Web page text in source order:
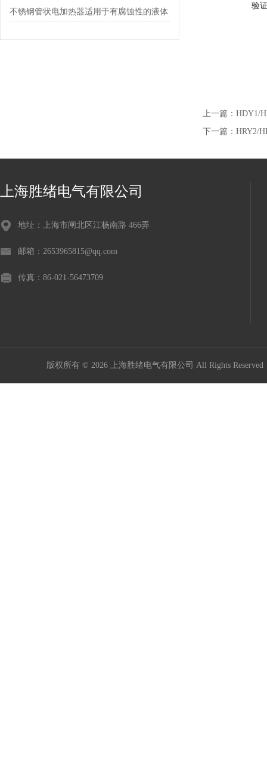
不锈钢管状电加热器适用于有腐蚀性的液体
验
上一篇： HDY1/
下一篇： HRY2/
上海胜绪电气有限公司
地址：上海市闸北区江杨南路 466弄
邮箱：2653965815@qq.com
传真：86-021-56473709
版权所有 © 2026 上海胜绪电气有限公司 All Rights